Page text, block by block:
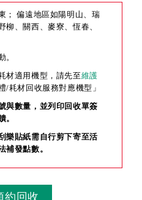
； 偏遠地區如陽明山、瑞
柳、關西、麥寮、恆春、
。
材適用機型，請先至 維護
/耗材回收服務對應機型」
與數量，並列印回收單簽
。
樂貼紙需自行剪下寄至活
補發點數。
約回收